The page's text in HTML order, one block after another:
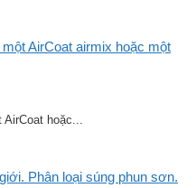
AirCoat airmix hoặc một
hoặc...
Phân loại súng phun sơn.